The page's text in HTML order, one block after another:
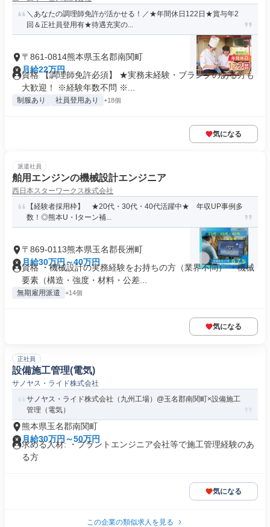
＼あなたの調理師免許が活かせる！／★年間休日122日★賞与年2
回＆正社員登用有★待遇充実の...
〒861-0814熊本県玉名郡南関町
月給22万円
資格 【調理師免許必須】 ★実務未経験・ブランクのある方も
大歓迎！ ※経験年数不問 ※...
制服あり 社員登用あり +18個
気になる
派遣社員
舶用エンジンの機械設計エンジニア
西日本スターワークス株式会社
【経験者採用枠】 ★20代・30代・40代活躍中★ 年収UP事例多
数！◎熊本U・Iターン補...
〒869-0113熊本県玉名郡長洲町
月給30万円～40万円
資格 ・機械設計の実務経験をお持ちの方（業界不問） ・機械
要素（構造・強度・材料・公差...
無期雇用派遣 +14個
気になる
正社員
設備施工管理(電気)
サノヤス・ライド株式会社
サノヤス・ライド株式会社（九州工場）@玉名郡南関町×設備施工
管理（電気）
熊本県玉名郡南関町
月給30万円～50万円
求める人材: ・プラントエンジニア会社等で施工管理経験のあ
る方
気になる
この企業の類似求人を見る